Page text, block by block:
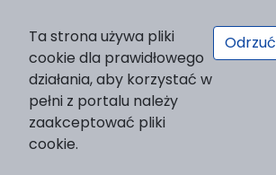
Platform & Workflow by OJS/PKP
Ta strona używa pliki
cookie dla prawidłowego
działania, aby korzystać w
pełni z portalu należy
zaakceptować pliki
cookie.
Odrzuć